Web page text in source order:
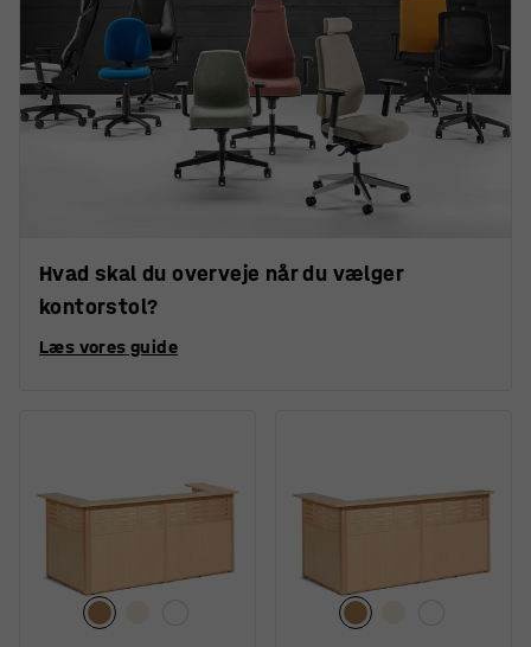
Hvad skal du overveje når du vælger
kontorstol?
Læs vores guide